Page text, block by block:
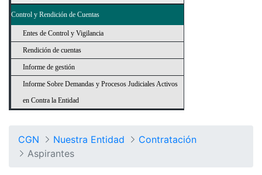
Control y Rendición de Cuentas
Entes de Control y Vigilancia
Rendición de cuentas
Informe de gestión
Informe Sobre Demandas y Procesos Judiciales Activos
en Contra la Entidad
CGN Nuestra Entidad
Contratación
Aspirantes